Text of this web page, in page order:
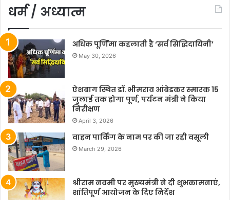
धर्म / अध्यात्म
अधिक पूर्णिमा कहलाती है ‘सर्व सिद्धिदायिनी’
May 30, 2026
ऐशबाग स्थित डॉ. भीमराव आंबेडकर स्मारक 15
जुलाई तक होगा पूर्ण, पर्यटन मंत्री ने किया
निरीक्षण
April 3, 2026
वाहन पार्किंग के नाम पर की जा रही वसूली
March 29, 2026
श्रीराम नवमी पर मुख्यमंत्री ने दी शुभकामनाएं,
शांतिपूर्ण आयोजन के दिए निर्देश